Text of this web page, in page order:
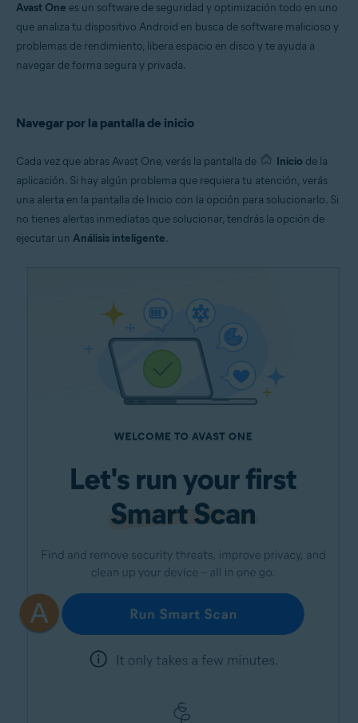
Avast One es un software de seguridad y optimización todo en uno
que analiza tu dispositivo Android en busca de software malicioso y
problemas de rendimiento, libera espacio en disco y te ayuda a
navegar de forma segura y privada.
Navegar por la pantalla de inicio
Cada vez que abras Avast One, verás la pantalla de Inicio de la
aplicación. Si hay algún problema que requiera tu atención, verás
una alerta en la pantalla de Inicio con la opción para solucionarlo. Si
no tienes alertas inmediatas que solucionar, tendrás la opción de
ejecutar un Análisis inteligente.